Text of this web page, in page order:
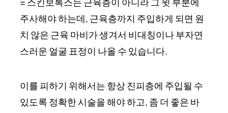
주사해야 하는데, 근육층까지 주입하게 되면 원
치 않은 근육 마비가 생겨서 비대칭이나 부자연
스러운 얼굴 표정이 나올 수 있습니다.
이를 피하기 위해서는 항상 진피층에 주입될 수
있도록 정확한 시술을 해야 하고, 좀 더 좋은 바